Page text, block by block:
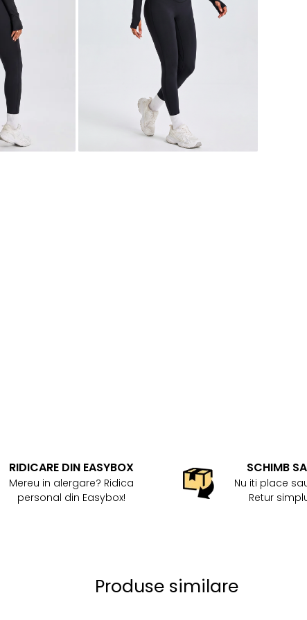
RIDICARE DIN EASYBOX
Mereu in alergare? Ridica
personal din Easybox!
SCHIMB
Nu iti place
Retur
Produse similare